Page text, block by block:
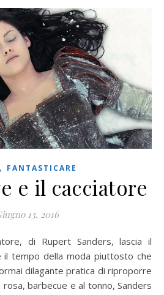
, FANTASTICARE
e il cacciatore
13, 2016
tempo della moda piuttosto che
dilagante pratica di riproporre
rosa, barbecue e al tonno, Sanders